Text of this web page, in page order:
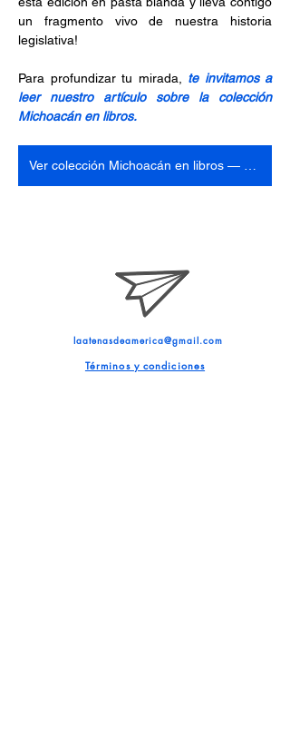
un fragmento vivo de nuestra historia
legislativa!
Para profundizar tu mirada, te invitamos a
leer nuestro artículo sobre la colección
Michoacán en libros.
laatenasdeamerica@gmail.com
Términos y condiciones